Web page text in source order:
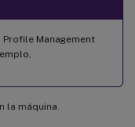
Profile Management
la máquina.